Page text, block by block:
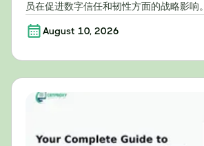
员在促进数字信任和韧性方面的战略影响。
August 10, 2026